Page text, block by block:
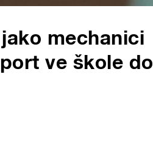
mechanici
ve škole do